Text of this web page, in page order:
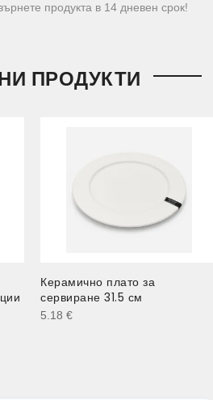
продукта в 14 дневен срок!
ПРОДУКТИ
Керамично плато за
сервиране 31.5 см
5.18 €